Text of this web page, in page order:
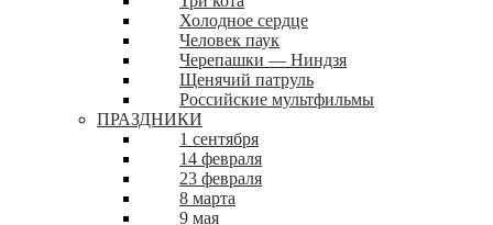
Холодное сердце
Человек паук
Черепашки — Ниндзя
Щенячий патруль
Российские мультфильмы
ПРАЗДНИКИ
1 сентября
14 февраля
23 февраля
8 марта
9 мая